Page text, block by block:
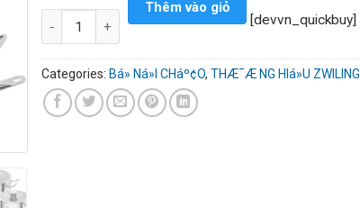
Bộ nồi Zwilling element 5 món quantity
Thêm vào giỏ
[devvn_quickbuy]
Categories: Bá» Ná»I CHáº¢O, THÆ¯Æ NG HIá»U ZWILING